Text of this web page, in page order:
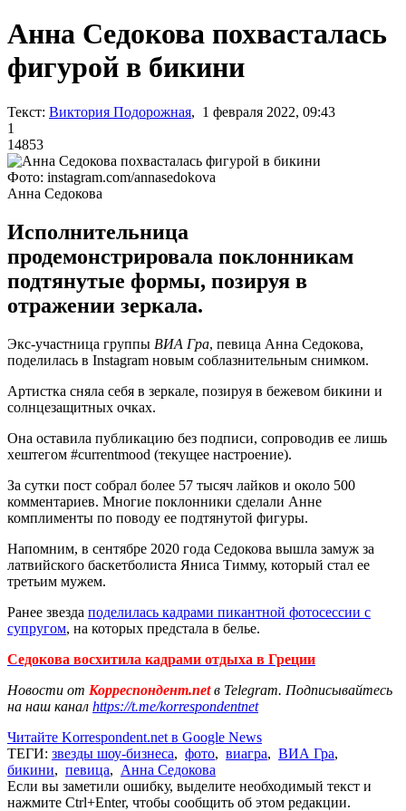
Анна Седокова похвасталась
фигурой в бикини
Текст: Виктория Подорожная, 1 февраля 2022, 09:43
1
14853
Фото: instagram.com/annasedokova
Анна Седокова
Исполнительница
продемонстрировала поклонникам
подтянутые формы, позируя в
отражении зеркала.
Экс-участница группы ВИА Гра, певица Анна Седокова,
поделилась в Instagram новым соблазнительным снимком.
Артистка сняла себя в зеркале, позируя в бежевом бикини и
солнцезащитных очках.
Она оставила публикацию без подписи, сопроводив ее лишь
хештегом #currentmood (текущее настроение).
За сутки пост собрал более 57 тысяч лайков и около 500
комментариев. Многие поклонники сделали Анне
комплименты по поводу ее подтянутой фигуры.
Напомним, в сентябре 2020 года Седокова вышла замуж за
латвийского баскетболиста Яниса Тимму, который стал ее
третьим мужем.
Ранее звезда поделилась кадрами пикантной фотосессии с
супругом, на которых предстала в белье.
Седокова восхитила кадрами отдыха в Греции
Новости от Корреспондент.netв Telegram. Подписывайтесь
на наш канал https://t.me/korrespondentnet
Читайте Korrespondent.net в Google News
ТЕГИ: звезды шоу-бизнеса, фото, виагра, ВИА Гра,
бикини, певица, Анна Седокова
Если вы заметили ошибку, выделите необходимый текст и
нажмите Ctrl+Enter, чтобы сообщить об этом редакции.